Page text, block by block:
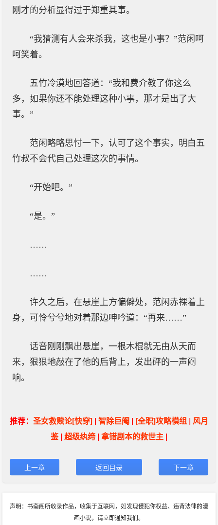
刚才的分析显得过于郑重其事。
“我猜测有人会来杀我，这也是小事？”范闲呵
呵笑着。
五竹冷漠地回答道：“我和费介教了你这么
多，如果你还不能处理这种小事，那才是出了大
事。”
范闲略略思忖一下，认可了这个事实，明白五
竹叔不会代自己处理这次的事情。
“开始吧。”
“是。”
……
……
许久之后，在悬崖上方偏僻处，范闲赤裸着上
身，可怜兮兮地对着那边呻吟道：“再来……”
话音刚刚飘出悬崖，一根木棍就无由从天而
来，狠狠地敲在了他的后背上，发出砰的一声闷
响。
推荐： 圣女救赎论[快穿] | 智除巨阉 | [全职]攻略模组 | 风月
鉴| 超级纨绔| 拿错剧本的救世主 |
上一章 返回目录 下一章
声明：书斋阁所收录作品，收集于互联网，如发现侵犯你权益、违背法律的漫
画小说，请立即通知我们。